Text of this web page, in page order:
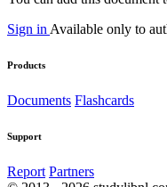
Sign in Available only to
Products
Documents Flashcards
Support
Report Partners